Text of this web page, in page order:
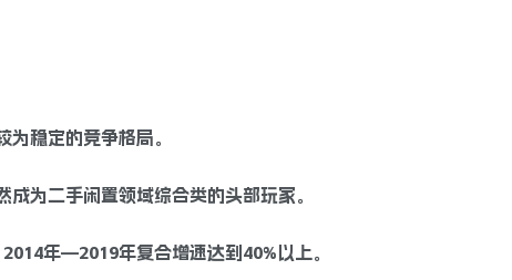
稳定的竞争格局。
为二手闲置领域综合类的头部玩家。
年—2019年复合增速达到40%以上。